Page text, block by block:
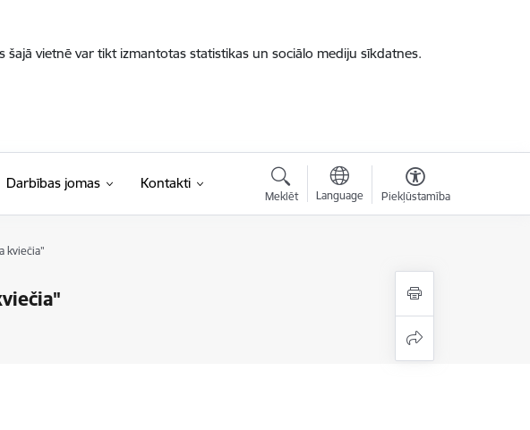
vietnē var tikt izmantotas statistikas un sociālo mediju sīkdatnes.
Darbības jomas Kontakti
Meklēt Language Piekļūstamība
kviečia"